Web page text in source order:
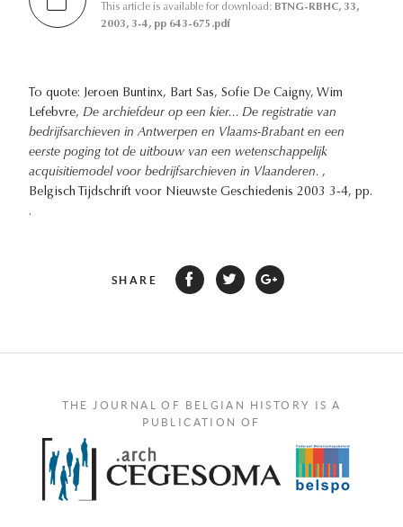
This article is available for download: BTNG-RBHC, 33,
2003, 3-4, pp 643-675.pdf
To quote: Jeroen Buntinx, Bart Sas, Sofie De Caigny, Wim
Lefebvre, De archiefdeur op een kier... De registratie van
bedrijfsarchieven in Antwerpen en Vlaams-Brabant en een
eerste poging tot de uitbouw van een wetenschappelijk
acquisitiemodel voor bedrijfsarchieven in Vlaanderen. ,
Belgisch Tijdschrift voor Nieuwste Geschiedenis 2003 3-4, pp.
.
SHARE
THE JOURNAL OF BELGIAN HISTORY IS A
PUBLICATION OF